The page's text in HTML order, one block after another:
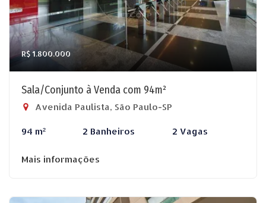
R$ 1.800.000
Sala/Conjunto à Venda com 94m²
Avenida Paulista, São Paulo-SP
94 m² 2 Banheiros 2 Vagas
Mais informações